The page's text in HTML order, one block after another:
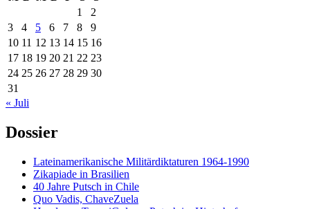
1
2
3
4 5 6 7 8
9
10 11 12 13 14 15 16
17 18 19 20 21 22 23
24 25 26 27 28 29 30
31
« Juli
Dossier
Lateinamerikanische Militärdiktaturen 1964-1990
Zikapiade in Brasilien
40 Jahre Putsch in Chile
Quo Vadis, ChaveZuela